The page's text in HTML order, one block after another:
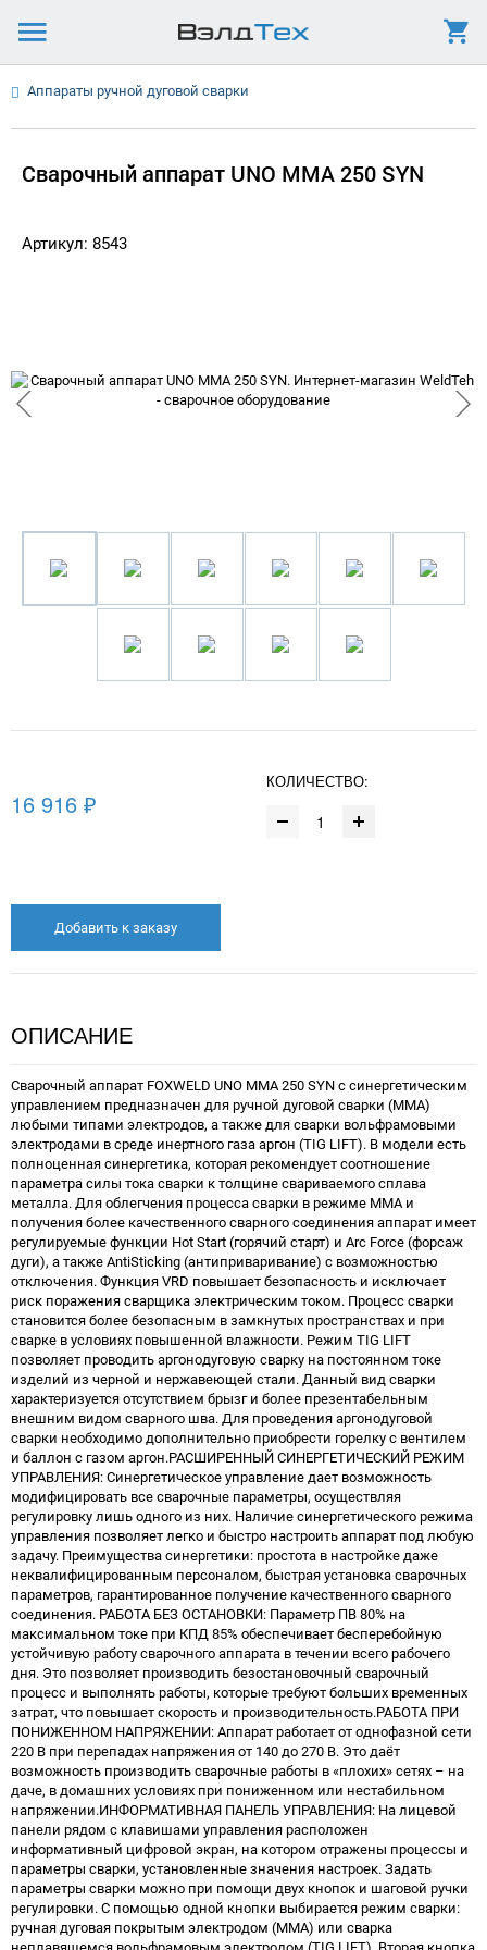
Аппараты ручной дуговой сварки
Сварочный аппарат UNO MMA 250 SYN
Артикул: 8543
16 916 ₽
КОЛИЧЕСТВО:
Добавить к заказу
ОПИСАНИЕ
Сварочный аппарат FOXWELD UNO MMA 250 SYN c синергетическим
управлением предназначен для ручной дуговой сварки (MMA)
любыми типами электродов, а также для сварки вольфрамовыми
электродами в среде инертного газа аргон (TIG LIFT). В модели есть
полноценная синергетика, которая рекомендует соотношение
параметра силы тока сварки к толщине свариваемого сплава
металла. Для облегчения процесса сварки в режиме ММА и
получения более качественного сварного соединения аппарат имеет
регулируемые функции Нot Start (горячий старт) и Arc Force (форсаж
дуги), а также AntiSticking (антиприваривание) с возможностью
отключения. Функция VRD повышает безопасность и исключает
риск поражения сварщика электрическим током. Процесс сварки
становится более безопасным в замкнутых пространствах и при
сварке в условиях повышенной влажности. Режим TIG LIFT
позволяет проводить аргонодуговую сварку на постоянном токе
изделий из черной и нержавеющей стали. Данный вид сварки
характеризуется отсутствием брызг и более презентабельным
внешним видом сварного шва. Для проведения аргонодуговой
сварки необходимо дополнительно приобрести горелку с вентилем
и баллон с газом аргон.РАСШИРЕННЫЙ СИНЕРГЕТИЧЕСКИЙ РЕЖИМ
УПРАВЛЕНИЯ: Синергетическое управление дает возможность
модифицировать все сварочные параметры, осуществляя
регулировку лишь одного из них. Наличие синергетического режима
управления позволяет легко и быстро настроить аппарат под любую
задачу. Преимущества синергетики: простота в настройке даже
неквалифицированным персоналом, быстрая установка сварочных
параметров, гарантированное получение качественного сварного
соединения. РАБОТА БЕЗ ОСТАНОВКИ: Параметр ПВ 80% на
максимальном токе при КПД 85% обеспечивает бесперебойную
устойчивую работу сварочного аппарата в течении всего рабочего
дня. Это позволяет производить безостановочный сварочный
процесс и выполнять работы, которые требуют больших временных
затрат, что повышает скорость и производительность.РАБОТА ПРИ
ПОНИЖЕННОМ НАПРЯЖЕНИИ: Аппарат работает от однофазной сети
220 В при перепадах напряжения от 140 до 270 В. Это даёт
возможность производить сварочные работы в «плохих» сетях – на
даче, в домашних условиях при пониженном или нестабильном
напряжении.ИНФОРМАТИВНАЯ ПАНЕЛЬ УПРАВЛЕНИЯ: На лицевой
панели рядом с клавишами управления расположен
информативный цифровой экран, на котором отражены процессы и
параметры сварки, установленные значения настроек. Задать
параметры сварки можно при помощи двух кнопок и шаговой ручки
регулировки. С помощью одной кнопки выбирается режим сварки:
ручная дуговая покрытым электродом (MMA) или сварка